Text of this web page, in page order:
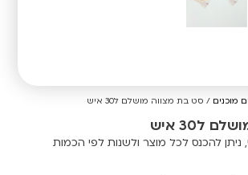
מוכנים / סט בת מצווה מושלם ל30 איש
ל30 איש
ל30 איש, ניתן להכנס לכל מוצר ולשנות לפי הכמות